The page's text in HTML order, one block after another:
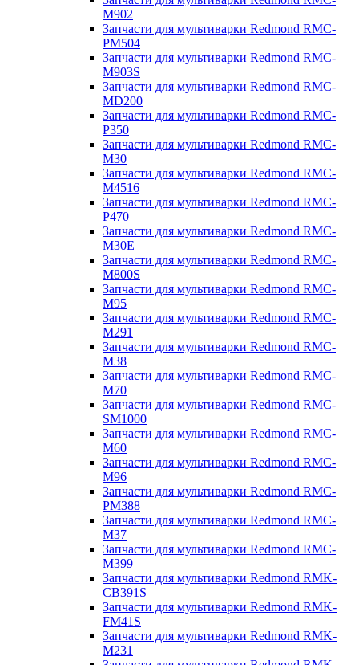
M902
Запчасти для мультиварки Redmond RMC-
PM504
Запчасти для мультиварки Redmond RMC-
M903S
Запчасти для мультиварки Redmond RMC-
MD200
Запчасти для мультиварки Redmond RMC-
P350
Запчасти для мультиварки Redmond RMC-
M30
Запчасти для мультиварки Redmond RMC-
M4516
Запчасти для мультиварки Redmond RMC-
P470
Запчасти для мультиварки Redmond RMC-
M30E
Запчасти для мультиварки Redmond RMC-
M800S
Запчасти для мультиварки Redmond RMC-
M95
Запчасти для мультиварки Redmond RMC-
M291
Запчасти для мультиварки Redmond RMC-
M38
Запчасти для мультиварки Redmond RMC-
M70
Запчасти для мультиварки Redmond RMC-
SM1000
Запчасти для мультиварки Redmond RMC-
M60
Запчасти для мультиварки Redmond RMC-
M96
Запчасти для мультиварки Redmond RMC-
PM388
Запчасти для мультиварки Redmond RMC-
M37
Запчасти для мультиварки Redmond RMC-
M399
Запчасти для мультиварки Redmond RMK-
CB391S
Запчасти для мультиварки Redmond RMK-
FM41S
Запчасти для мультиварки Redmond RMK-
M231